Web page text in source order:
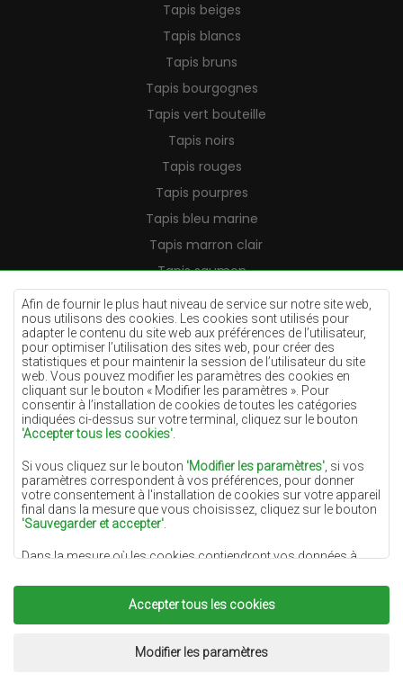
Afin de fournir le plus haut niveau de service sur notre site web,
nous utilisons des cookies. Les cookies sont utilisés pour
adapter le contenu du site web aux préférences de l’utilisateur,
pour optimiser l’utilisation des sites web, pour créer des
statistiques et pour maintenir la session de l’utilisateur du site
web. Vous pouvez modifier les paramètres des cookies en
cliquant sur le bouton « Modifier les paramètres ». Pour
consentir à l’installation de cookies de toutes les catégories
indiquées ci-dessus sur votre terminal, cliquez sur le bouton
'Accepter tous les cookies'
Si vous cliquez sur le bouton 'Modifier les paramètres' , si vos
paramètres correspondent à vos préférences, pour donner
votre consentement à l'installation de cookies sur votre appareil
final dans la mesure que vous choisissez, cliquez sur le bouton
'Sauvegarder et accepter'
Dans la mesure où les cookies contiendront vos données à
du responsable du traitement des données (DYWANYCHEMEX)
ou de tiers sous la forme de la fourniture de services de haute
qualité sur notre site Web et des activités de marketing du
responsable du traitement des données et de ses Partenaires de
Accepter tous les cookies
Modifier les paramètres
Tapis beiges
Tapis blancs
Tapis bruns
Tapis bourgognes
Tapis vert bouteille
Tapis noirs
Tapis rouges
Tapis pourpres
Tapis bleu marine
Tapis marron clair
Tapis saumon
Tapis crème
Tapis lilas
Tapis jaunes
Tapis menthe
Tapis bleus
Tapis oranges
Tapis gris
Tapis terre cuite
Tapis dorés
Réalisation:www.dimax.pl